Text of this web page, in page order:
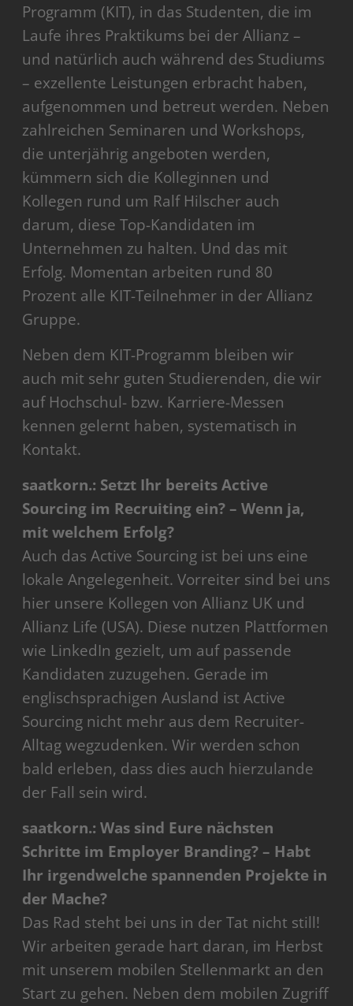
Programm (KIT), in das Studenten, die im
Laufe ihres Praktikums bei der Allianz –
und natürlich auch während des Studiums
– exzellente Leistungen erbracht haben,
aufgenommen und betreut werden. Neben
zahlreichen Seminaren und Workshops,
die unterjährig angeboten werden,
kümmern sich die Kolleginnen und
Kollegen rund um Ralf Hilscher auch
darum, diese Top-Kandidaten im
Unternehmen zu halten. Und das mit
Erfolg. Momentan arbeiten rund 80
Prozent alle KIT-Teilnehmer in der Allianz
Gruppe.
Neben dem KIT-Programm bleiben wir
auch mit sehr guten Studierenden, die wir
auf Hochschul- bzw. Karriere-Messen
kennen gelernt haben, systematisch in
Kontakt.
saatkorn.: Setzt Ihr bereits Active
Sourcing im Recruiting ein? – Wenn ja,
mit welchem Erfolg?
Auch das Active Sourcing ist bei uns eine
lokale Angelegenheit. Vorreiter sind bei uns
hier unsere Kollegen von Allianz UK und
Allianz Life (USA). Diese nutzen Plattformen
wie LinkedIn gezielt, um auf passende
Kandidaten zuzugehen. Gerade im
englischsprachigen Ausland ist Active
Sourcing nicht mehr aus dem Recruiter-
Alltag wegzudenken. Wir werden schon
bald erleben, dass dies auch hierzulande
der Fall sein wird.
saatkorn.: Was sind Eure nächsten
Schritte im Employer Branding? – Habt
Ihr irgendwelche spannenden Projekte in
der Mache?
Das Rad steht bei uns in der Tat nicht still!
Wir arbeiten gerade hart daran, im Herbst
mit unserem mobilen Stellenmarkt an den
Start zu gehen. Neben dem mobilen Zugriff